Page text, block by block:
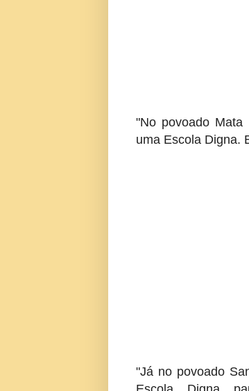
"No povoado
uma Escola Digna.
"Já no povoado